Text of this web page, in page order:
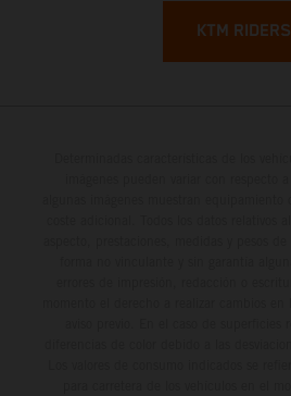
KTM RIDERS